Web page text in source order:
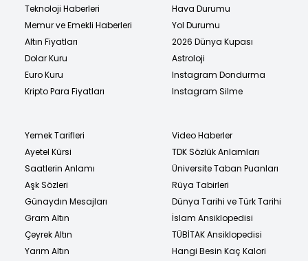
Teknoloji Haberleri
Memur ve Emekli Haberleri
Altın Fiyatları
Dolar Kuru
Euro Kuru
Kripto Para Fiyatları
Hava Durumu
Yol Durumu
2026 Dünya Kupası
Astroloji
Instagram Dondurma
Instagram Silme
Yemek Tarifleri
Ayetel Kürsi
Saatlerin Anlamı
Aşk Sözleri
Günaydın Mesajları
Gram Altın
Çeyrek Altın
Yarım Altın
Video Haberler
TDK Sözlük Anlamları
Üniversite Taban Puanları
Rüya Tabirleri
Dünya Tarihi ve Türk Tarihi
İslam Ansiklopedisi
TÜBİTAK Ansiklopedisi
Hangi Besin Kaç Kalori